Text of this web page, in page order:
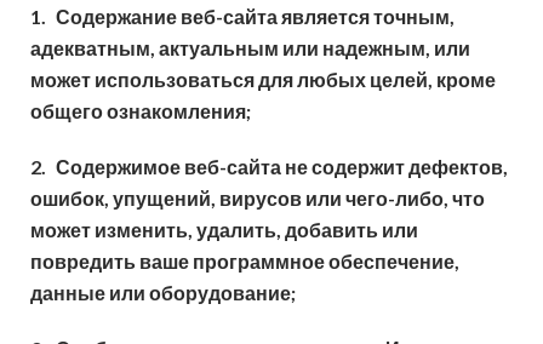
1. Содержание веб-сайта является точным,
адекватным, актуальным или надежным, или
может использоваться для любых целей, кроме
общего ознакомления;
2. Содержимое веб-сайта не содержит дефектов,
ошибок, упущений, вирусов или чего-либо, что
может изменить, удалить, добавить или
повредить ваше программное обеспечение,
данные или оборудование;